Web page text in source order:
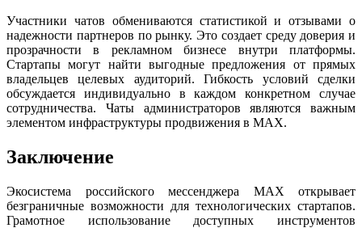
Участники чатов обмениваются статистикой и отзывами о
надежности партнеров по рынку. Это создает среду доверия и
прозрачности в рекламном бизнесе внутри платформы.
Стартапы могут найти выгодные предложения от прямых
владельцев целевых аудиторий. Гибкость условий сделки
обсуждается индивидуально в каждом конкретном случае
сотрудничества. Чаты администраторов являются важным
элементом инфраструктуры продвижения в MAX.
Заключение
Экосистема российского мессенджера MAX открывает
безграничные возможности для технологических стартапов.
Грамотное использование доступных инструментов